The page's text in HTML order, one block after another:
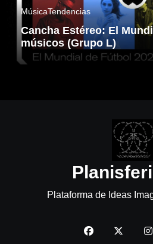
MúsicaTendencias
Cancha Estéreo: El
músicos (Grupo L)
Plataforma de Ideas